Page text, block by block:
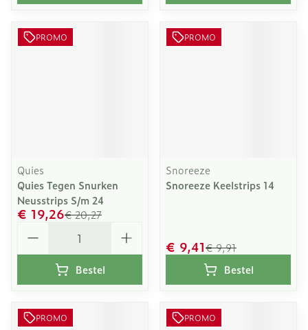
PROMO
Quies
Quies Tegen Snurken
Neusstrips S/m 24
€ 20,27
€ 19,26
Bestel
PROMO
Snoreeze
Snoreeze Keelstrips 14
€ 9,91
€ 9,41
Bestel
PROMO PROMO